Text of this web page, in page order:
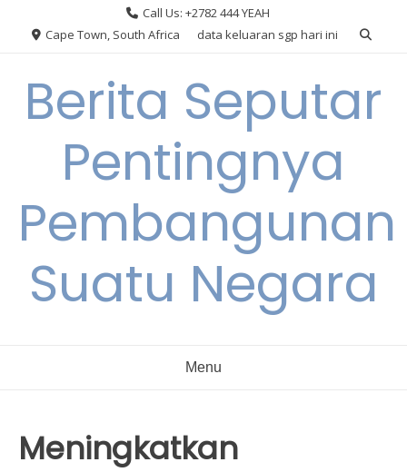
Call Us: +2782 444 YEAH
Cape Town, South Africa
data keluaran sgp hari ini
Berita Seputar
Pentingnya
Pembangunan
Suatu Negara
Menu
Meningkatkan